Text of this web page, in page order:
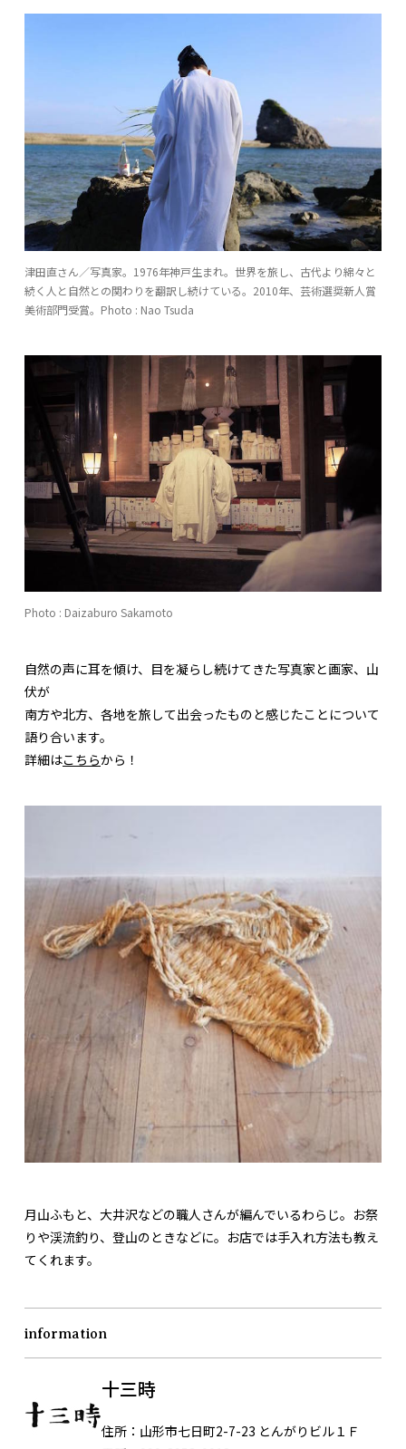
津田直さん／写真家。1976年神戸生まれ。世界を旅し、古代より綿々と
続く人と自然との関わりを翻訳し続けている。2010年、芸術選奨新人賞
美術部門受賞。Photo : Nao Tsuda
Photo : Daizaburo Sakamoto
自然の声に耳を傾け、目を凝らし続けてきた写真家と画家、山
伏が
南方や北方、各地を旅して出会ったものと感じたことについて
語り合います。
詳細はこちらから！
月山ふもと、大井沢などの職人さんが編んでいるわらじ。お祭
りや渓流釣り、登山のときなどに。お店では手入れ方法も教え
てくれます。
information
十三時
住所： 山形市七日町2-7-23 とんがりビル１Ｆ